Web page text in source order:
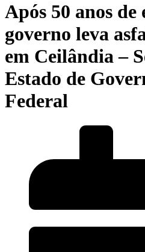
Após 50 anos de
governo leva
em Ceilândia –
Estado de
Federal